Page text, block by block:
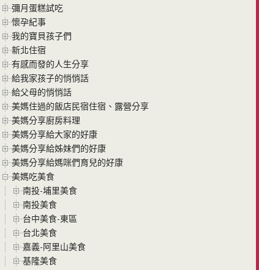
彌月蛋糕試吃
懷孕紀事
我的寶貝孩子們
新北住宿
有感而發的人生分享
給我家孩子的悄悄話
給父母的悄悄話
美媽住過的飯店民宿住宿、露營分享
美媽分享廚房料理
美媽分享給大家的好康
美媽分享給姊妹們的好康
美媽分享給媽咪們育兒的好康
美媽吃美食
南投-埔里美食
南投美食
台中美食-東區
台北美食
嘉義-阿里山美食
基隆美食